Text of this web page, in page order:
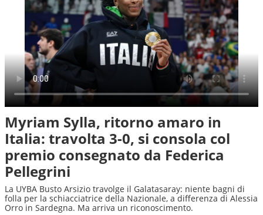
Myriam Sylla, ritorno amaro in
Italia: travolta 3-0, si consola col
premio consegnato da Federica
Pellegrini
La UYBA Busto Arsizio travolge il Galatasaray: niente bagni di
folla per la schiacciatrice della Nazionale, a differenza di Alessia
Orro in Sardegna. Ma arriva un riconoscimento.